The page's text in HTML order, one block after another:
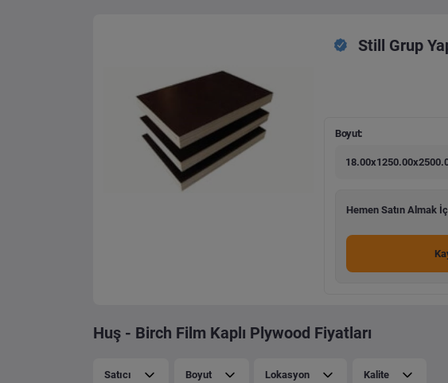
Still Grup
Boyut:
Hemen Satın Almak
Huş - Birch Film Kaplı Plywood Fiyatları
Satıcı Boyut Lokasyon Kalite